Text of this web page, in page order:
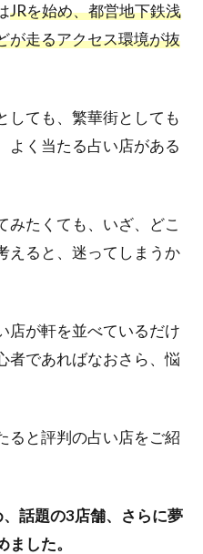
JRを始め、都営地下鉄浅
が走るアクセス環境が抜
しても、繁華街としても
よく当たる占い店がある
みたくても、いざ、どこ
えると、迷ってしまうか
店が軒を並べているだけ
者であればなおさら、悩
ると評判の占い店をご紹
話題の3店舗、さらに夢
した。